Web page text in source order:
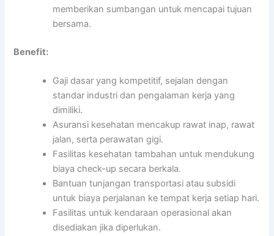
memberikan sumbangan untuk mencapai tujuan
bersama.
Benefit:
Gaji dasar yang kompetitif, sejalan dengan
standar industri dan pengalaman kerja yang
dimiliki.
Asuransi kesehatan mencakup rawat inap, rawat
jalan, serta perawatan gigi.
Fasilitas kesehatan tambahan untuk mendukung
biaya check-up secara berkala.
Bantuan tunjangan transportasi atau subsidi
untuk biaya perjalanan ke tempat kerja setiap hari.
Fasilitas untuk kendaraan operasional akan
disediakan jika diperlukan.